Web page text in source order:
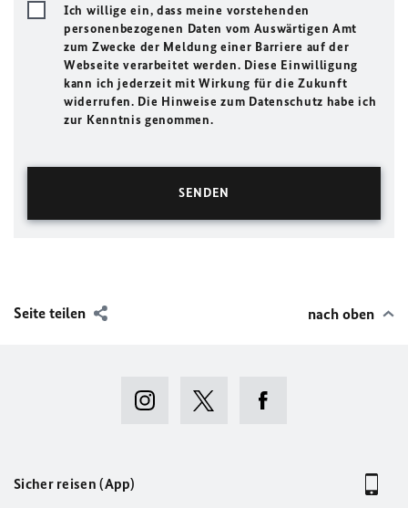
Ich willige ein, dass meine vorstehenden
personenbezogenen Daten vom Auswärtigen Amt
zum Zwecke der Meldung einer Barriere auf der
Webseite verarbeitet werden. Diese Einwilligung
kann ich jederzeit mit Wirkung für die Zukunft
widerrufen. Die Hinweise zum Datenschutz habe ich
zur Kenntnis genommen.
Seite teilen nach oben
Sicher reisen (App)